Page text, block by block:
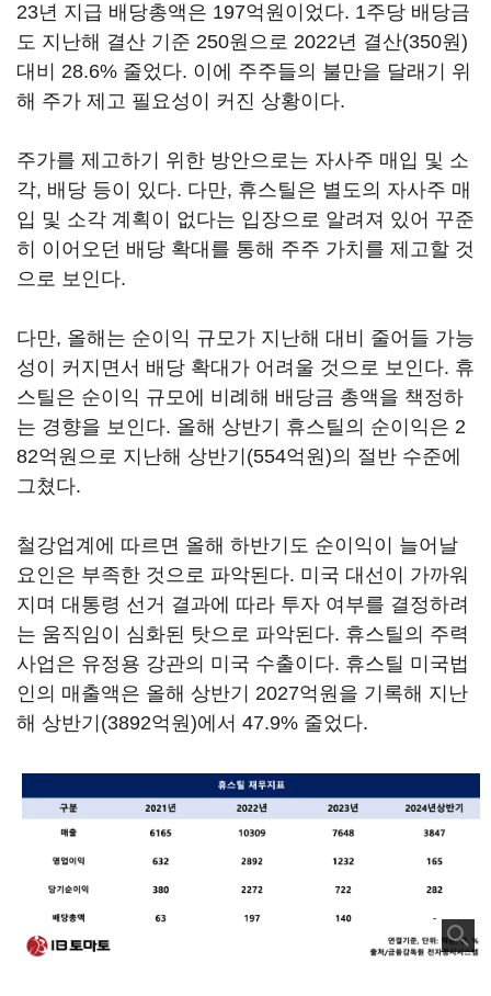
23년 지급 배당총액은 197억원이었다. 1주당 배당금
도 지난해 결산 기준 250원으로 2022년 결산(350원)
대비 28.6% 줄었다. 이에 주주들의 불만을 달래기 위
해 주가 제고 필요성이 커진 상황이다.
주가를 제고하기 위한 방안으로는 자사주 매입 및 소
각, 배당 등이 있다. 다만, 휴스틸은 별도의 자사주 매
입 및 소각 계획이 없다는 입장으로 알려져 있어 꾸준
히 이어오던 배당 확대를 통해 주주 가치를 제고할 것
으로 보인다.
다만, 올해는 순이익 규모가 지난해 대비 줄어들 가능
성이 커지면서 배당 확대가 어려울 것으로 보인다. 휴
스틸은 순이익 규모에 비례해 배당금 총액을 책정하
는 경향을 보인다. 올해 상반기 휴스틸의 순이익은 2
82억원으로 지난해 상반기(554억원)의 절반 수준에
그쳤다.
철강업계에 따르면 올해 하반기도 순이익이 늘어날
요인은 부족한 것으로 파악된다. 미국 대선이 가까워
지며 대통령 선거 결과에 따라 투자 여부를 결정하려
는 움직임이 심화된 탓으로 파악된다. 휴스틸의 주력
사업은 유정용 강관의 미국 수출이다. 휴스틸 미국법
인의 매출액은 올해 상반기 2027억원을 기록해 지난
해 상반기(3892억원)에서 47.9% 줄었다.